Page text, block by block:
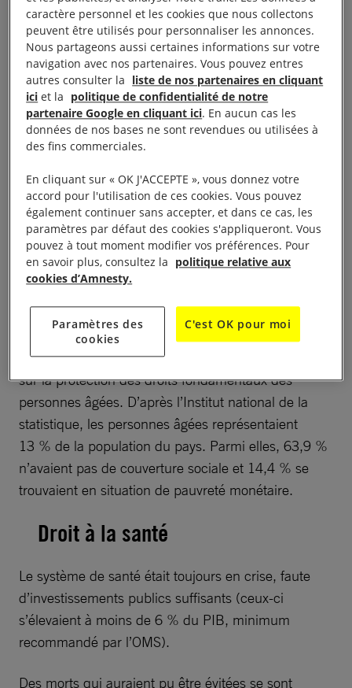
Droit à la vie
Le Comité des droits de l’enfant [ONU] a considéré
que le Paraguay n’avait pas rempli les obligations lui
incombant de respecter et de protéger la vie de
deux filles lors d’une opération militaire menée le
2 septembre 2020, et qu’il n’avait pas correctement
enquêté sur leur mort.
Droits économiques et
sociaux
Le Paraguay a ratifié la Convention interaméricaine
sur la protection des droits fondamentaux des
personnes âgées. D’après l’Institut national de la
statistique, les personnes âgées représentaient
13 % de la population du pays. Parmi elles, 63,9 %
n’avaient pas de couverture sociale et 14,4 % se
trouvaient en situation de pauvreté monétaire.
Droit à la santé
Le système de santé était toujours en crise, faute
d’investissements publics suffisants (ceux-ci
s’élevaient à moins de 6 % du PIB, minimum
recommandé par l’OMS).
Des morts qui auraient pu être évitées se sont
caractère personnel et les cookies que nous collectons
peuvent être utilisés pour personnaliser les annonces.
Nous partageons aussi certaines informations sur votre
navigation avec nos partenaires. Vous pouvez entres
autres consulter la liste de nos partenaires en cliquant
ici et la politique de confidentialité de notre
partenaire Google en cliquant ici. En aucun cas les
données de nos bases ne sont revendues ou utilisées à
des fins commerciales.
En cliquant sur « OK J'ACCEPTE », vous donnez votre
accord pour l'utilisation de ces cookies. Vous pouvez
également continuer sans accepter, et dans ce cas, les
paramètres par défaut des cookies s'appliqueront. Vous
pouvez à tout moment modifier vos préférences. Pour
en savoir plus, consultez la politique relative aux
cookies d’Amnesty.
Paramètres des
cookies
C'est OK pour moi